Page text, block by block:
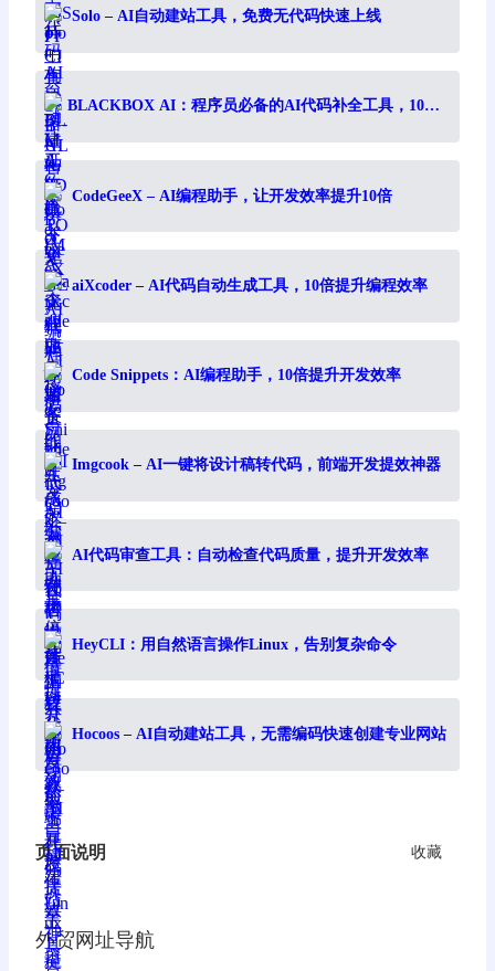
Solo – AI自动建站工具，免费无代码快速上线
BLACKBOX AI：程序员必备的AI代码补全工具，10倍
提升编程效率
CodeGeeX – AI编程助手，让开发效率提升10倍
aiXcoder – AI代码自动生成工具，10倍提升编程效率
Code Snippets：AI编程助手，10倍提升开发效率
Imgcook – AI一键将设计稿转代码，前端开发提效神器
AI代码审查工具：自动检查代码质量，提升开发效率
HeyCLI：用自然语言操作Linux，告别复杂命令
Hocoos – AI自动建站工具，无需编码快速创建专业网站
页面说明 收藏
外贸网址导航